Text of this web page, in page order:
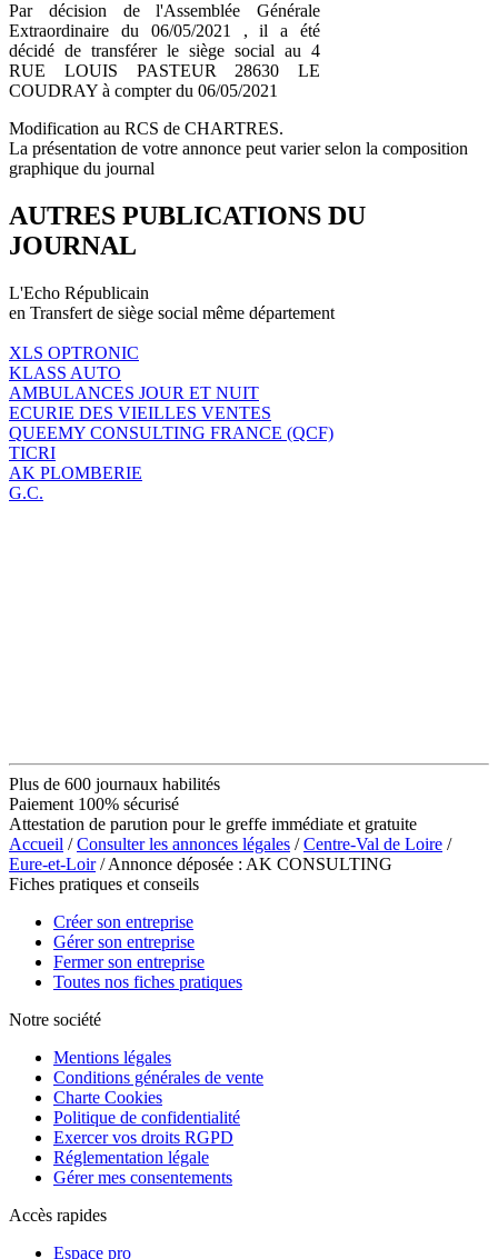
Par décision de l'Assemblée Générale
Extraordinaire du 06/05/2021 , il a été
décidé de transférer le siège social au 4
RUE LOUIS PASTEUR 28630 LE
COUDRAY à compter du 06/05/2021
Modification au RCS de CHARTRES.
La présentation de votre annonce peut varier selon la composition
graphique du journal
AUTRES PUBLICATIONS DU
JOURNAL
L'Echo Républicain
en Transfert de siège social même département
XLS OPTRONIC
KLASS AUTO
AMBULANCES JOUR ET NUIT
ECURIE DES VIEILLES VENTES
QUEEMY CONSULTING FRANCE (QCF)
TICRI
AK PLOMBERIE
G.C.
Plus de 600 journaux habilités
Paiement 100% sécurisé
Attestation de parution pour le greffe immédiate et gratuite
Accueil /Consulter les annonces légales /Centre-Val de Loire /
Eure-et-Loir/ Annonce déposée : AK CONSULTING
Fiches pratiques et conseils
Créer son entreprise
Gérer son entreprise
Fermer son entreprise
Toutes nos fiches pratiques
Notre société
Mentions légales
Conditions générales de vente
Charte Cookies
Politique de confidentialité
Exercer vos droits RGPD
Réglementation légale
Gérer mes consentements
Accès rapides
Espace pro